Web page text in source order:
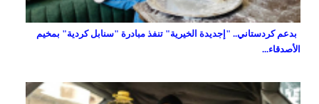
بدعم كردستاني.. "إجديدة الخيرية" تنفذ مبادرة "سنابل كردية" بمخيم
الأصدقاء...